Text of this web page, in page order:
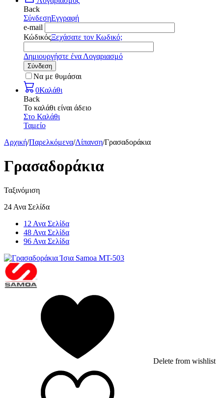
Back
ΣύνδεσηΕγγραφή
e-mail
ΚώδικόςΞεχάσατε τον Κωδικό;
Δημιουργήστε ένα Λογαριασμό
Σύνδεση
Να με θυμάσαι
0Καλάθι
Back
Το καλάθι είναι άδειο
Στο Καλάθι
Ταμείο
Αρχική/Παρελκόμενα/Λίπανση/Γρασαδοράκια
Γρασαδοράκια
Ταξινόμιση
24 Ανα Σελίδα
12 Ανα Σελίδα
48 Ανα Σελίδα
96 Ανα Σελίδα
Delete from wishlist